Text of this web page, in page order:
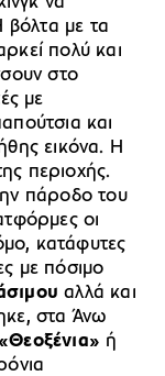
βόλτα με τα
πολύ και
στο
με
και
εικόνα. Η
περιοχής.
πάροδο του
οι
κατάφυτες
με πόσιμο
αλλά και
στα Άνω
ή